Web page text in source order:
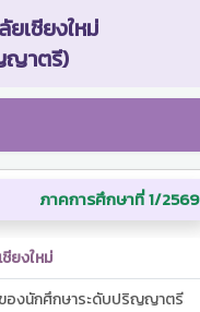
ยเชียงใหม่
ญาตรี)
ภาคการศึกษาที่ 1/2569
ยงใหม่
ของนักศึกษาระดับปริญญาตรี